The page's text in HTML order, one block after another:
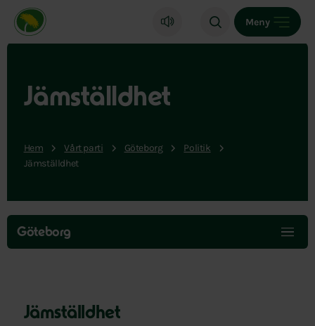
Miljöpartiet de gröna, startsida
Meny
Jämställdhet
Hem Vårt parti Göteborg
Politik
Jämställdhet
Hoppa
över
menyn
Göteborg
Jämställdhet